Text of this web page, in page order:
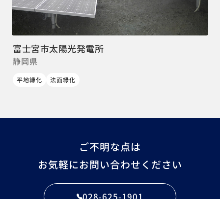
富士宮市太陽光発電所
静岡県
平地緑化 法面緑化
ご不明な点は
お気軽にお問い合わせください
028-625-1901